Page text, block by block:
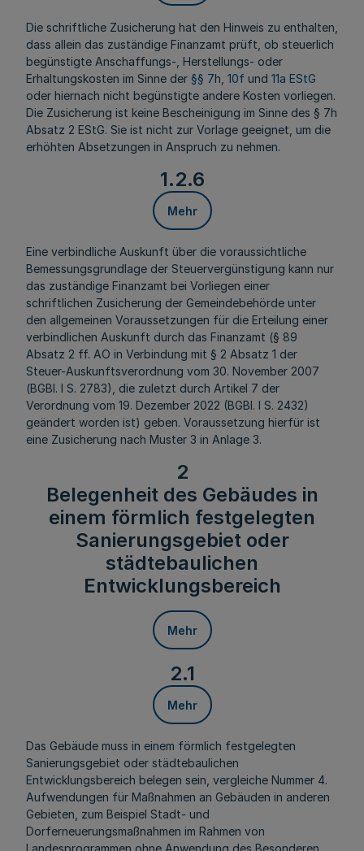
Die schriftliche Zusicherung hat den Hinweis zu enthalten,
dass allein das zuständige Finanzamt prüft, ob steuerlich
begünstigte Anschaffungs-, Herstellungs- oder
Erhaltungskosten im Sinne der §§ 7h, 10f und 11a EStG
oder hiernach nicht begünstigte andere Kosten vorliegen.
Die Zusicherung ist keine Bescheinigung im Sinne des § 7h
Absatz 2 EStG. Sie ist nicht zur Vorlage geeignet, um die
erhöhten Absetzungen in Anspruch zu nehmen.
1.2.6
Mehr
Eine verbindliche Auskunft über die voraussichtliche
Bemessungsgrundlage der Steuervergünstigung kann nur
das zuständige Finanzamt bei Vorliegen einer
schriftlichen Zusicherung der Gemeindebehörde unter
den allgemeinen Voraussetzungen für die Erteilung einer
verbindlichen Auskunft durch das Finanzamt (§ 89
Absatz 2 ff. AO in Verbindung mit § 2 Absatz 1 der
Steuer-Auskunftsverordnung vom 30. November 2007
(BGBl. I S. 2783), die zuletzt durch Artikel 7 der
Verordnung vom 19. Dezember 2022 (BGBl. I S. 2432)
geändert worden ist) geben. Voraussetzung hierfür ist
eine Zusicherung nach Muster 3 in Anlage 3.
2
Belegenheit des Gebäudes in
einem förmlich festgelegten
Sanierungsgebiet oder
städtebaulichen
Entwicklungsbereich
Mehr
2.1
Mehr
Das Gebäude muss in einem förmlich festgelegten
Sanierungsgebiet oder städtebaulichen
Entwicklungsbereich belegen sein, vergleiche Nummer 4.
Aufwendungen für Maßnahmen an Gebäuden in anderen
Gebieten, zum Beispiel Stadt- und
Dorferneuerungsmaßnahmen im Rahmen von
Landesprogrammen ohne Anwendung des Besonderen